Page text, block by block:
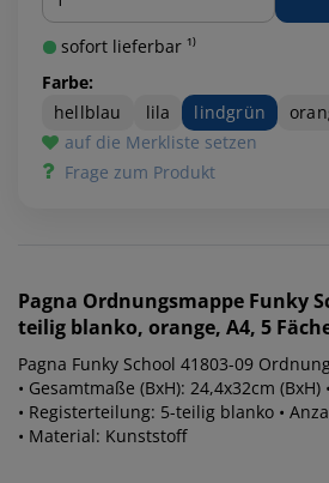
sofort lieferbar ¹⁾
Farbe:
hellblau
lila lindgrün
auf die Merkliste setzen
Frage zum Produkt
Pagna Ordnungsmappe Funky
teilig blanko, orange, A4, 5
Pagna Funky School 41803-09
• Gesamtmaße (BxH): 24,4x32cm
• Registerteilung: 5-teilig blanko •
• Material: Kunststoff